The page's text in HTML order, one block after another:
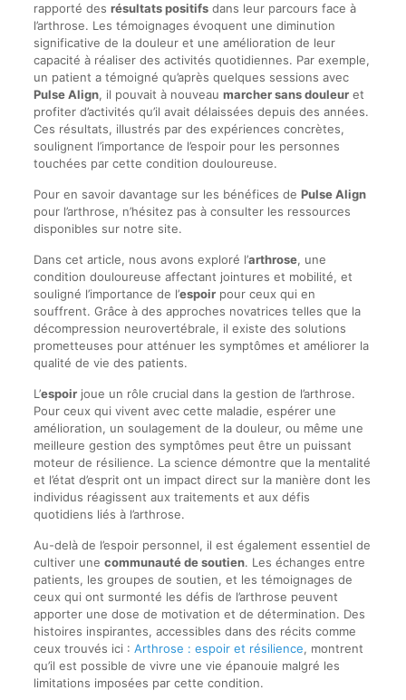
rapporté des résultats positifsdans leur parcours face à
l’arthrose. Les témoignages évoquent une diminution
significative de la douleur et une amélioration de leur
capacité à réaliser des activités quotidiennes. Par exemple,
un patient a témoigné qu’après quelques sessions avec
Pulse Align, il pouvait à nouveau marcher sans douleuret
profiter d’activités qu’il avait délaissées depuis des années.
Ces résultats, illustrés par des expériences concrètes,
soulignent l’importance de l’espoir pour les personnes
touchées par cette condition douloureuse.
Pour en savoir davantage sur les bénéfices de Pulse Align
pour l’arthrose, n’hésitez pas à consulter les ressources
disponibles sur notre site.
Dans cet article, nous avons exploré l’arthrose, une
condition douloureuse affectant jointures et mobilité, et
souligné l’importance de l’espoirpour ceux qui en
souffrent. Grâce à des approches novatrices telles que la
décompression neurovertébrale, il existe des solutions
prometteuses pour atténuer les symptômes et améliorer la
qualité de vie des patients.
L’espoirjoue un rôle crucial dans la gestion de l’arthrose.
Pour ceux qui vivent avec cette maladie, espérer une
amélioration, un soulagement de la douleur, ou même une
meilleure gestion des symptômes peut être un puissant
moteur de résilience. La science démontre que la mentalité
et l’état d’esprit ont un impact direct sur la manière dont les
individus réagissent aux traitements et aux défis
quotidiens liés à l’arthrose.
Au-delà de l’espoir personnel, il est également essentiel de
cultiver une communauté de soutien. Les échanges entre
patients, les groupes de soutien, et les témoignages de
ceux qui ont surmonté les défis de l’arthrose peuvent
apporter une dose de motivation et de détermination. Des
histoires inspirantes, accessibles dans des récits comme
ceux trouvés ici : Arthrose : espoir et résilience, montrent
qu’il est possible de vivre une vie épanouie malgré les
limitations imposées par cette condition.